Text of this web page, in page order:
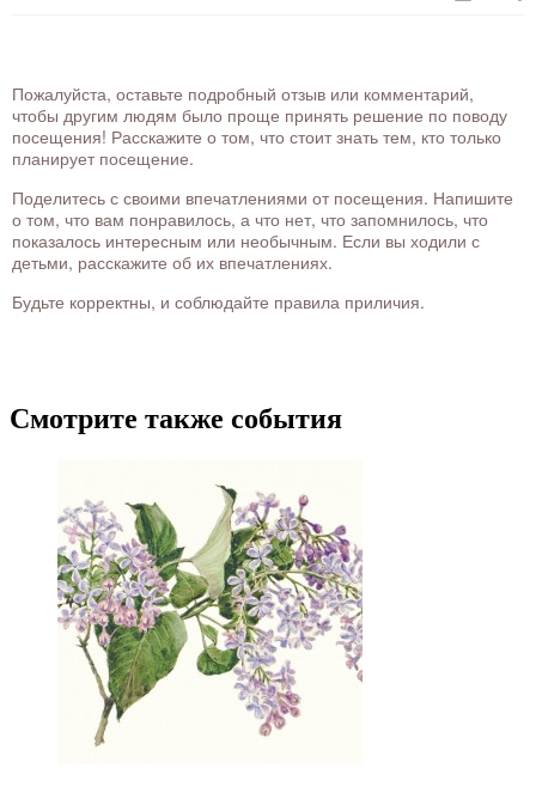
Пожалуйста, оставьте подробный отзыв или комментарий,
чтобы другим людям было проще принять решение по поводу
посещения! Расскажите о том, что стоит знать тем, кто только
планирует посещение.
Поделитесь с своими впечатлениями от посещения. Напишите
о том, что вам понравилось, а что нет, что запомнилось, что
показалось интересным или необычным. Если вы ходили с
детьми, расскажите об их впечатлениях.
Будьте корректны, и соблюдайте правила приличия.
Смотрите также события